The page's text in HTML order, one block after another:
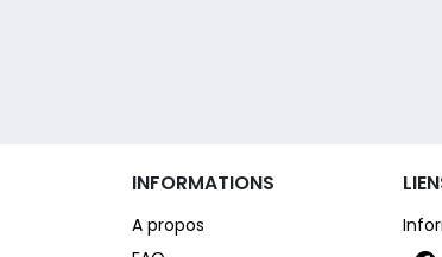
INFORMATIONS
A propos